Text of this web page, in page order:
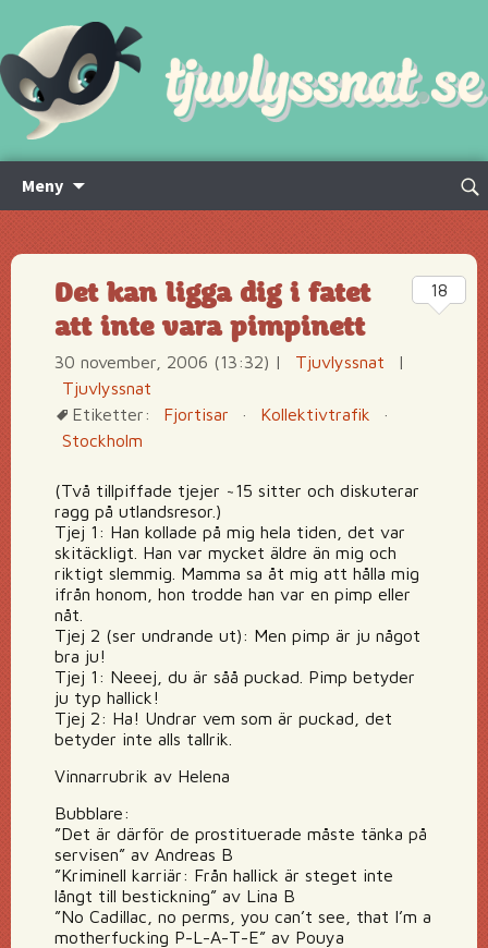
Meny
innehåll
Sök
Det kan ligga dig i fatet
att inte vara pimpinett
30 november, 2006 (13:32) | Tjuvlyssnat
|
Tjuvlyssnat
Etiketter:
Fjortisar · Kollektivtrafik
·
Stockholm
(Två tillpiffade tjejer ~15 sitter och diskuterar
ragg på utlandsresor.)
Tjej 1: Han kollade på mig hela tiden, det var
skitäckligt. Han var mycket äldre än mig och
riktigt slemmig. Mamma sa åt mig att hålla mig
ifrån honom, hon trodde han var en pimp eller
nåt.
Tjej 2 (ser undrande ut): Men pimp är ju något
bra ju!
Tjej 1: Neeej, du är såå puckad. Pimp betyder
ju typ hallick!
Tjej 2: Ha! Undrar vem som är puckad, det
betyder inte alls tallrik.
Vinnarrubrik av Helena
Bubblare:
”Det är därför de prostituerade måste tänka på
servisen” av Andreas B
”Kriminell karriär: Från hallick är steget inte
långt till bestickning” av Lina B
”No Cadillac, no perms, you can’t see, that I’m a
motherfucking P-L-A-T-E” av Pouya
18